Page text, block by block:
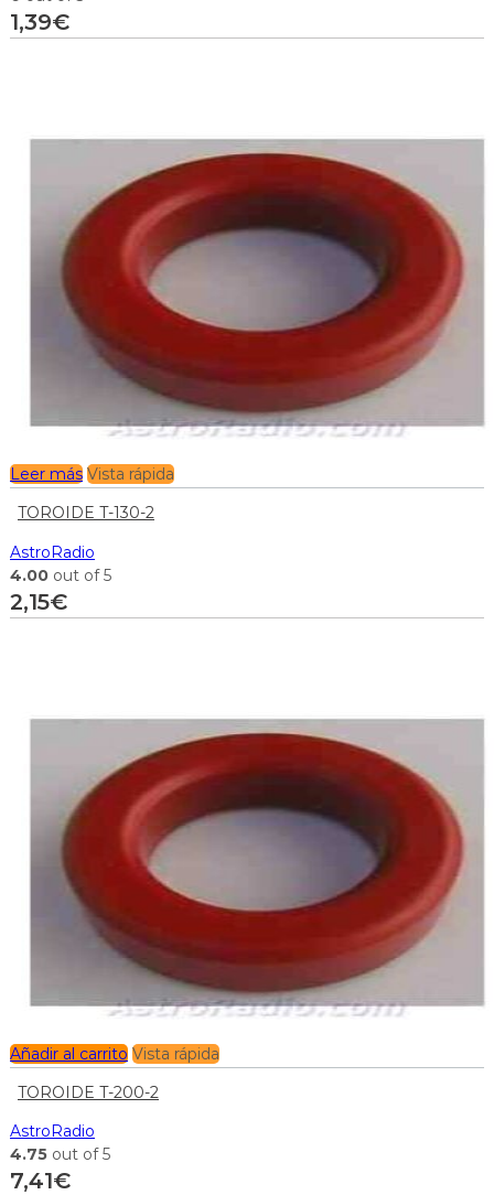
1,39€
Leer más Vista rápida
TOROIDE T-130-2
AstroRadio
4.00 out of 5
2,15€
Añadir al carrito Vista rápida
TOROIDE T-200-2
AstroRadio
4.75 out of 5
7,41€